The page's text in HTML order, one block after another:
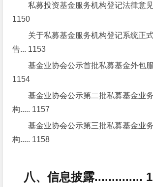
私募投资基金服务机构登记法律意
1150
关于私募基金服务机构登记系统正
告... 1153
基金业协会公示首批私募基金外包
1154
基金业协会公示第二批私募基金业
构..... 1157
基金业协会公示第三批私募基金业
构..... 1158
八、信息披露..............